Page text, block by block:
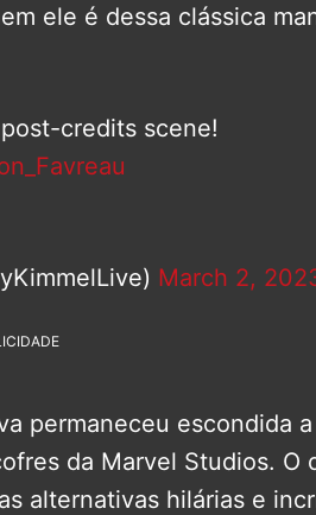
ele é dessa clássica
post-credits scene!
March 2,
permaneceu escondida
da Marvel Studios. O
alternativas hilárias e